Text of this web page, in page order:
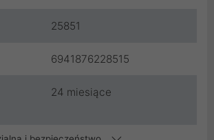
25851
6941876228515
24 miesiące